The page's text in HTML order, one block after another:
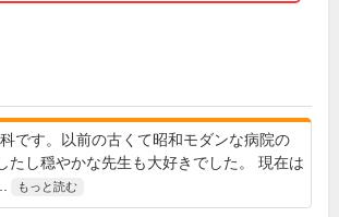
です。以前の古くて昭和モダンな病院の
たし穏やかな先生も大好きでした。 現在は
もっと読む